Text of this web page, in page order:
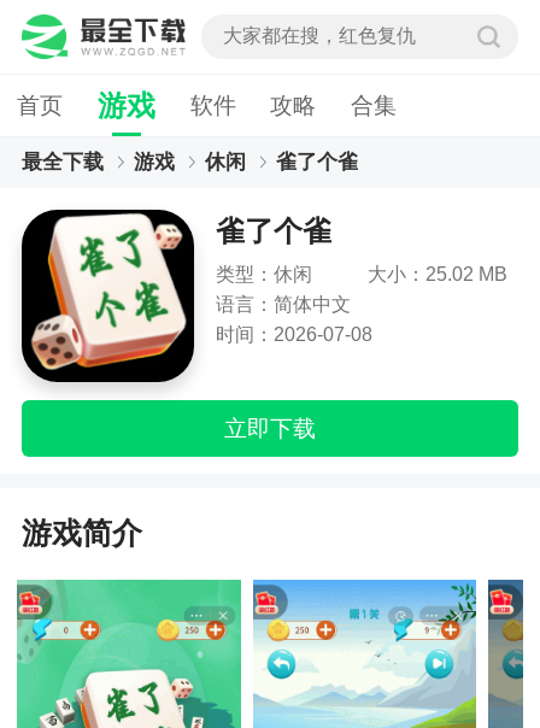
首页 游戏 软件 攻略 合集
最全下载 游戏 休闲 雀了个雀
雀了个雀
类型：休闲
大小：25.02 MB
语言：简体中文
时间：2026-07-08
立即下载
游戏简介